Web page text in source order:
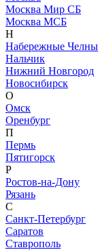
Москва Мир СБ
Москва МСБ
Н
Набережные Челны
Нальчик
Нижний Новгород
Новосибирск
О
Омск
Оренбург
П
Пермь
Пятигорск
Р
Ростов-на-Дону
Рязань
С
Санкт-Петербург
Саратов
Ставрополь